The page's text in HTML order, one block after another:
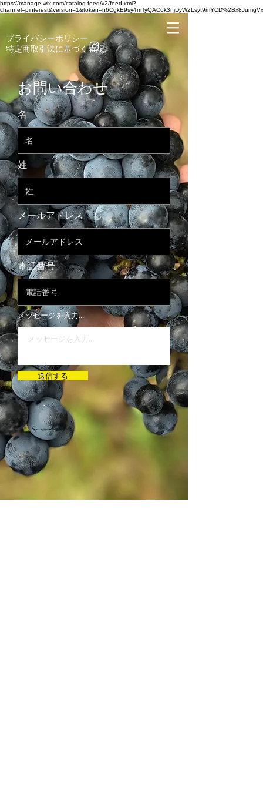
https://manage.wix.com/catalog-feed/v2/feed.xml?
​特定商取引法に基づく表記
​プライバシーポリシー
お問い合わせ
名
姓
メールアドレス
電話番号
メッセージを入力...
送信する